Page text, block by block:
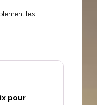
les
pour